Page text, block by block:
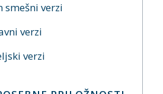
smešni verzi
verzi
verzi